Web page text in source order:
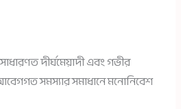
দীর্ঘমেয়াদী এবং গভীর
সমস্যার সমাধানে মনোনিবেশ